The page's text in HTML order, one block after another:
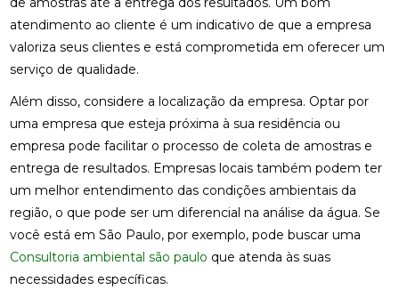
atendimento ao cliente é um indicativo de que a empresa
valoriza seus clientes e está comprometida em oferecer um
serviço de qualidade.
Além disso, considere a localização da empresa. Optar por
uma empresa que esteja próxima à sua residência ou
empresa pode facilitar o processo de coleta de amostras e
entrega de resultados. Empresas locais também podem ter
um melhor entendimento das condições ambientais da
região, o que pode ser um diferencial na análise da água. Se
você está em São Paulo, por exemplo, pode buscar uma
Consultoria ambiental são paulo que atenda às suas
necessidades específicas.